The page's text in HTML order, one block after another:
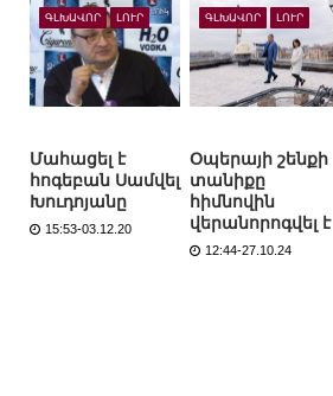
ԳԼԽԱՎՈՐ ԼՈՒՐ
Մահացել է
հոգեբան Սամվել
Խուդոյանը
15:53-03.12.20
ԳԼԽԱՎՈՐ ԼՈՒՐ
Օպերայի շենքի
տանիքը
հիմնովին
վերանորոգվել է
12:44-27.10.24